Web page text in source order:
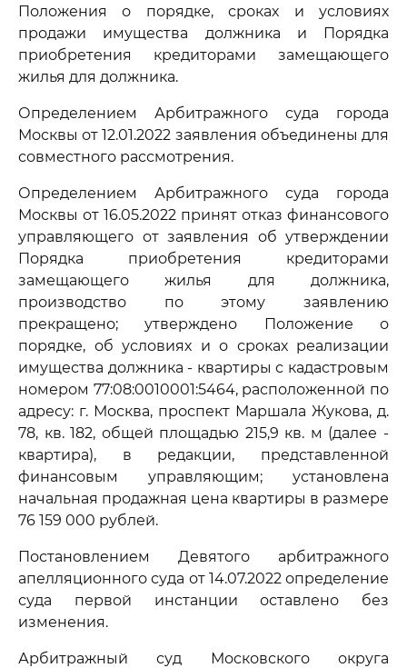
Положения о порядке, сроках и условиях
продажи имущества должника и Порядка
приобретения кредиторами замещающего
жилья для должника.
Определением Арбитражного суда города
Москвы от 12.01.2022 заявления объединены для
совместного рассмотрения.
Определением Арбитражного суда города
Москвы от 16.05.2022 принят отказ финансового
управляющего от заявления об утверждении
Порядка приобретения кредиторами
замещающего жилья для должника,
производство по этому заявлению
прекращено; утверждено Положение о
порядке, об условиях и о сроках реализации
имущества должника - квартиры с кадастровым
номером 77:08:0010001:5464, расположенной по
адресу: г. Москва, проспект Маршала Жукова, д.
78, кв. 182, общей площадью 215,9 кв. м (далее -
квартира), в редакции, представленной
финансовым управляющим; установлена
начальная продажная цена квартиры в размере
76 159 000 рублей.
Постановлением Девятого арбитражного
апелляционного суда от 14.07.2022 определение
суда первой инстанции оставлено без
изменения.
Арбитражный суд Московского округа